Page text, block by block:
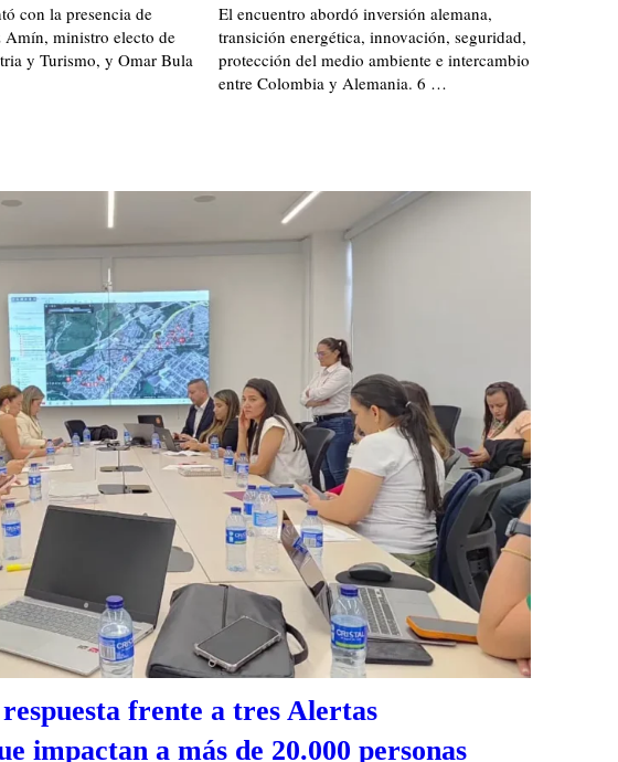
con la presencia de
ministro electo de
y Turismo, y Omar Bula
El encuentro abordó inversión alemana,
transición energética, innovación, seguridad,
protección del medio ambiente e intercambio
entre Colombia y Alemania. 6 …
frente a tres Alertas
impactan a más de 20.000 personas